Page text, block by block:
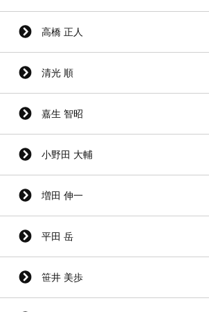
高橋 正人
清光 順
嘉生 智昭
小野田 大輔
増田 伸一
平田 岳
笹井 美歩